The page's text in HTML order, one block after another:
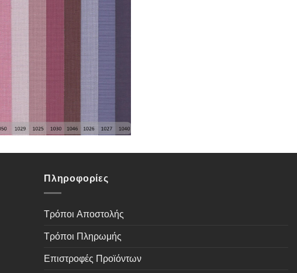
Πληροφορίες
Τρόποι Αποστολής
Τρόποι Πληρωμής
Επιστροφές Προϊόντων